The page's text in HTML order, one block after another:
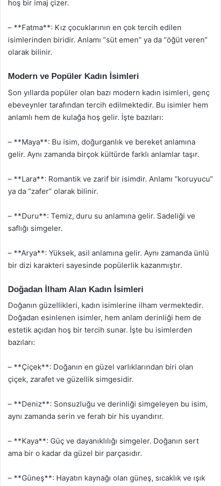
hoş bir imaj çizer.
– **Fatma**: Kız çocuklarının en çok tercih edilen
isimlerinden biridir. Anlamı “süt emen” ya da “öğüt veren”
olarak bilinir.
Modern ve Popüler Kadın İsimleri
Son yıllarda popüler olan bazı modern kadın isimleri, genç
ebeveynler tarafından tercih edilmektedir. Bu isimler hem
anlamlı hem de kulağa hoş gelir. İşte bazıları:
– **Maya**: Bu isim, doğurganlık ve bereket anlamına
gelir. Aynı zamanda birçok kültürde farklı anlamlar taşır.
– **Lara**: Romantik ve zarif bir isimdir. Anlamı “koruyucu”
ya da “zafer” olarak bilinir.
– **Duru**: Temiz, duru su anlamına gelir. Sadeliği ve
saflığı simgeler.
– **Arya**: Yüksek, asil anlamına gelir. Aynı zamanda ünlü
bir dizi karakteri sayesinde popülerlik kazanmıştır.
Doğadan İlham Alan Kadın İsimleri
Doğanın güzellikleri, kadın isimlerine ilham vermektedir.
Doğadan esinlenen isimler, hem anlam derinliği hem de
estetik açıdan hoş bir tercih sunar. İşte bu isimlerden
bazıları:
– **Çiçek**: Doğanın en güzel varlıklarından biri olan
çiçek, zarafet ve güzellik simgesidir.
– **Deniz**: Sonsuzluğu ve derinliği simgeleyen bu isim,
aynı zamanda serin ve ferah bir his uyandırır.
– **Kaya**: Güç ve dayanıklılığı simgeler. Doğanın sert
ama bir o kadar da güzel bir parçasıdır.
– **Güneş**: Hayatın kaynağı olan güneş, sıcaklık ve ışık